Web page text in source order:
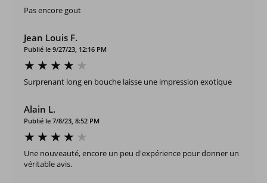
Pas encore gout
Jean Louis F.
Publié le 9/27/23, 12:16 PM
Surprenant long en bouche laisse une impression exotique
Alain L.
Publié le 7/8/23, 8:52 PM
Une nouveauté, encore un peu d'expérience pour donner un
véritable avis.